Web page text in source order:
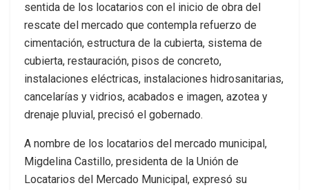
sentida de los locatarios con el inicio de obra del
rescate del mercado que contempla refuerzo de
cimentación, estructura de la cubierta, sistema de
cubierta, restauración, pisos de concreto,
instalaciones eléctricas, instalaciones hidrosanitarias,
cancelarías y vidrios, acabados e imagen, azotea y
drenaje pluvial, precisó el gobernado.
A nombre de los locatarios del mercado municipal,
Migdelina Castillo, presidenta de la Unión de
Locatarios del Mercado Municipal, expresó su